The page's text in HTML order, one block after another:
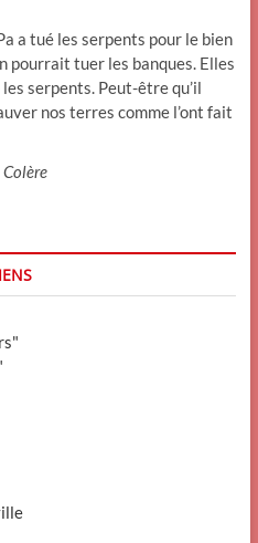
a tué les serpents pour le bien
pourrait tuer les banques. Elles
serpents. Peut-être qu’il
nos terres comme l’ont fait
Colère